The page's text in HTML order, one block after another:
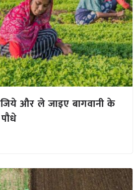
और ले जाइए बागवानी के